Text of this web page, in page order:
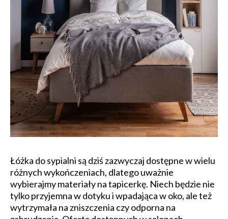
Łóżka do sypialni są dziś zazwyczaj dostępne w wielu
różnych wykończeniach, dlatego uważnie
wybierajmy materiały na tapicerkę. Niech będzie nie
tylko przyjemna w dotyku i wpadająca w oko, ale też
wytrzymała na zniszczenia czy odporna na